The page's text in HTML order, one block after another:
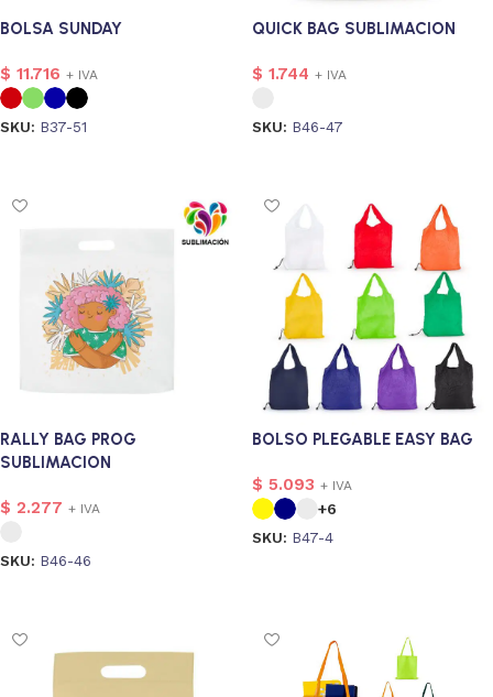
BOLSA SUNDAY
$ 11.716 + IVA
SKU: B37-51
QUICK BAG SUBLIMACION
$ 1.744 + IVA
SKU: B46-47
RALLY BAG PROG
SUBLIMACION
$ 2.277 + IVA
SKU: B46-46
BOLSO PLEGABLE EASY BAG
$ 5.093 + IVA
+6
SKU: B47-4